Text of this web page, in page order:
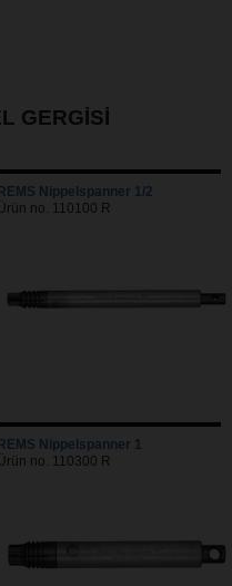
GERGISI
REMS Nippelspanner 1/2
Ürün no. 110100 R
REMS Nippelspanner 1
Ürün no. 110300 R